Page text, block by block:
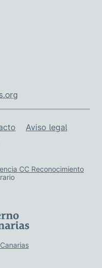
Aviso legal
CC Reconocimiento